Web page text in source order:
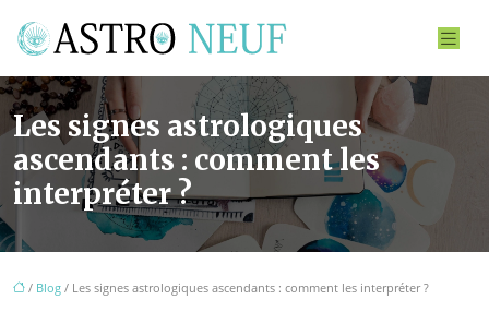
Les signes astrologiques
ascendants : comment les
interpréter ?
/ Blog / Les signes astrologiques ascendants : comment les interpréter ?